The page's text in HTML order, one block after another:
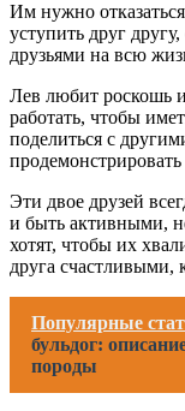
Им нужно
уступить друг
друзьями на всю
Лев любит роскошь
работать, чтобы
поделиться с
продемонстрировать
Эти двое друзей
и быть активными,
хотят, чтобы их
друга счастливыми,
Популярные
бульдог:
породы